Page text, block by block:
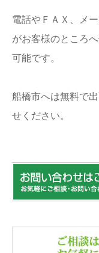
電話やＦＡＸ、メ
がお客様のところ
可能です。
船橋市へは無料で
せください。
お問い合わせ
採用情報